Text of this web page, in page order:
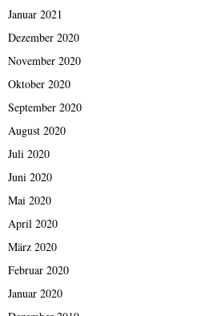
Januar 2021
Dezember 2020
November 2020
Oktober 2020
September 2020
August 2020
Juli 2020
Juni 2020
Mai 2020
April 2020
März 2020
Februar 2020
Januar 2020